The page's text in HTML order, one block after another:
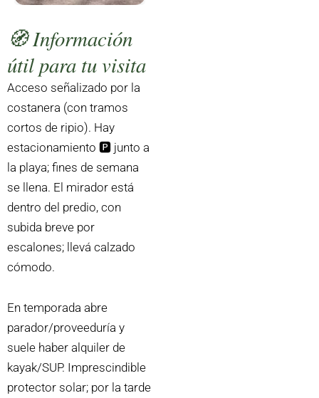
🧭 Información
útil para tu visita
Acceso señalizado por la
costanera (con tramos
cortos de ripio). Hay
estacionamiento 🅿️ junto a
la playa; fines de semana
se llena. El mirador está
dentro del predio, con
subida breve por
escalones; llevá calzado
cómodo.
En temporada abre
parador/proveeduría y
suele haber alquiler de
kayak/SUP. Imprescindible
protector solar; por la tarde